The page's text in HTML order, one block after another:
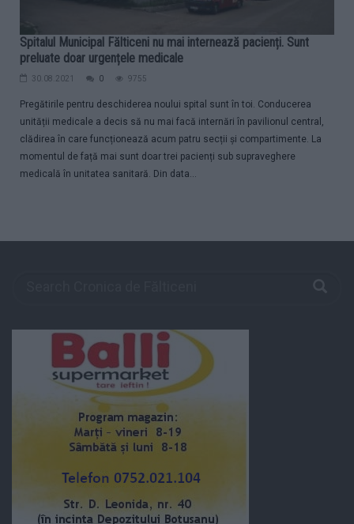
Spitalul Municipal Fălticeni nu mai internează pacienți. Sunt
preluate doar urgențele medicale
30.08.2021 0 9755
Pregătirile pentru deschiderea noului spital sunt în toi. Conducerea
unității medicale a decis să nu mai facă internări în pavilionul central,
clădirea în care funcționează acum patru secții și compartimente. La
momentul de față mai sunt doar trei pacienți sub supraveghere
medicală în unitatea sanitară. Din data...